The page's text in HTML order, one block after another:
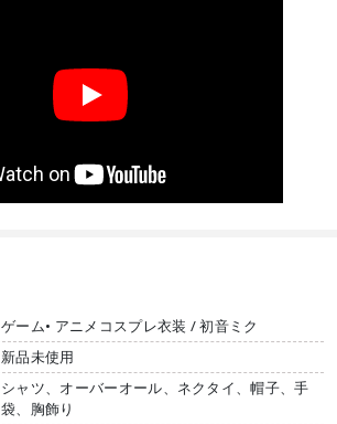
ゲーム• アニメコスプレ衣装 / 初音ミク
新品未使用
シャツ、オーバーオール、ネクタイ、帽子、手
袋、胸飾り